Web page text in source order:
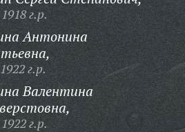
г.р.
Антонина
г.р.
Валентина
г.р.